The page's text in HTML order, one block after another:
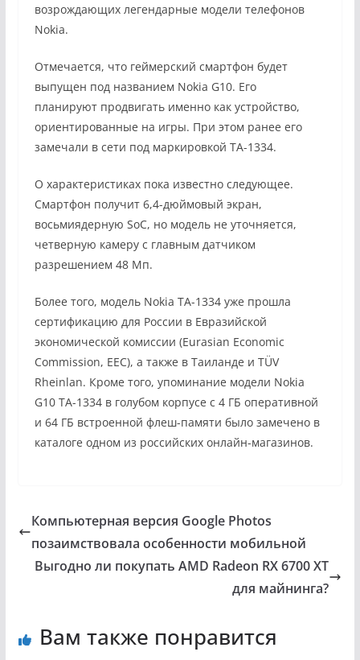
возрождающих легендарные модели телефонов
Nokia.
Отмечается, что геймерский смартфон будет
выпущен под названием Nokia G10. Его
планируют продвигать именно как устройство,
ориентированные на игры. При этом ранее его
замечали в сети под маркировкой TA-1334.
О характеристиках пока известно следующее.
Смартфон получит 6,4-дюймовый экран,
восьмиядерную SoC, но модель не уточняется,
четверную камеру с главным датчиком
разрешением 48 Мп.
Более того, модель Nokia TA-1334 уже прошла
сертификацию для России в Евразийской
экономической комиссии (Eurasian Economic
Commission, EEC), а также в Таиланде и TÜV
Rheinlan. Кроме того, упоминание модели Nokia
G10 TA-1334 в голубом корпусе с 4 ГБ оперативной
и 64 ГБ встроенной флеш-памяти было замечено в
каталоге одном из российских онлайн-магазинов.
Компьютерная версия Google Photos
позаимствовала особенности мобильной
Выгодно ли покупать AMD Radeon RX 6700 XT
для майнинга?
Вам также понравится